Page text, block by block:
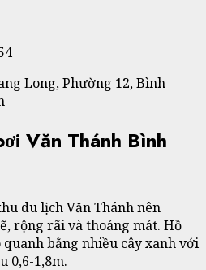
Long, Phường 12, Bình
Văn Thánh Bình
du lịch Văn Thánh nên
rộng rãi và thoáng mát. Hồ
bằng nhiều cây xanh với
0,6-1,8m.